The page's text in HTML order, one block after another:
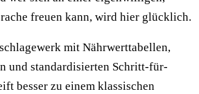
freuen kann, wird hier glücklich.
mit Nährwerttabellen,
und standardisierten Schritt-für-
besser zu einem klassischen